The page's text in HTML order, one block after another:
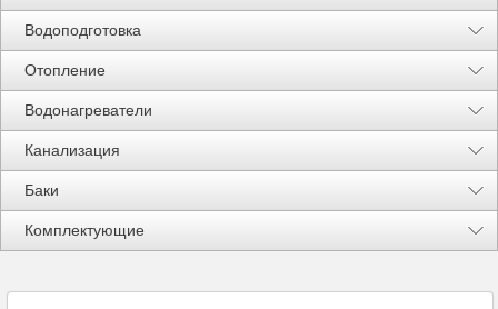
Водоподготовка
Отопление
Водонагреватели
Канализация
Баки
Комплектующие
Акции %